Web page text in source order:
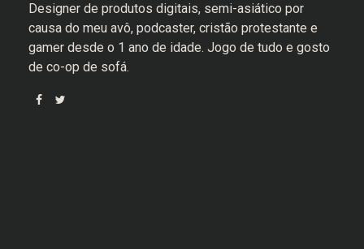
Designer de produtos digitais, semi-asiático por
causa do meu avô, podcaster, cristão protestante e
gamer desde o 1 ano de idade. Jogo de tudo e gosto
de co-op de sofá.